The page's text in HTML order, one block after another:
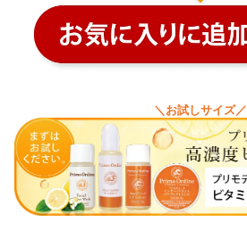
＼お試しサイズ／